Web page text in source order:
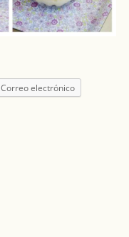
Correo electrónico